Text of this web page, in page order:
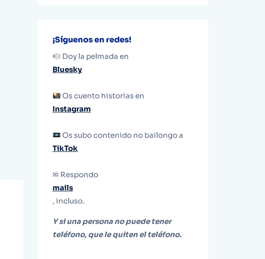
¡Síguenos en redes!
Doy la pelmada en
Bluesky
Os cuento historias en
Instagram
Os subo contenido no bailongo a
TikTok
✉ Respondo
mails
, incluso.
Y si una persona no puede tener
teléfono, que le quiten el teléfono.